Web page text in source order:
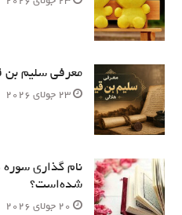
معرفی سلیم بن
23 جولای 2026
نام‌ گذاری
شده‌است؟
20 جولای 2026